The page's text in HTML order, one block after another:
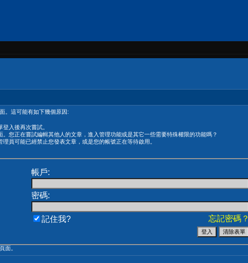
。這可能有如下幾個原因:
入後再次嘗試。
。您正在嘗試編輯其他人的文章，進入管理功能或是其它一些需要特殊權限的功能嗎？
員可能已經禁止您發表文章，或是您的帳號正在等待啟用。
帳戶:
密碼:
忘記密碼？
記住我?
面。